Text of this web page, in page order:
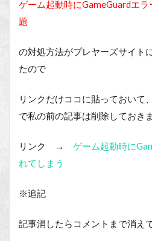
ゲーム起動時にGameGuardエ
題
の対処方法がプレヤーズサイト
たので
リンクだけココに貼っておいて
で私の前の記事は削除しておき
リンク → ゲーム起動時に
れてしまう
※追記
記事消したらコメントまで消え